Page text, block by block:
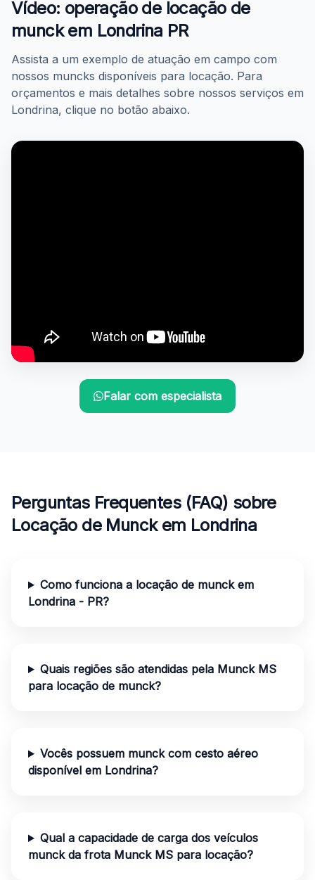
Vídeo: operação de locação de
munck em Londrina PR
Assista a um exemplo de atuação em campo com
nossos muncks disponíveis para locação. Para
orçamentos e mais detalhes sobre nossos serviços em
Londrina, clique no botão abaixo.
Falar com especialista
Perguntas Frequentes (FAQ) sobre
Locação de Munck em Londrina
Como funciona a locação de munck em
Londrina - PR?
Quais regiões são atendidas pela Munck MS
para locação de munck?
Vocês possuem munck com cesto aéreo
disponível em Londrina?
Qual a capacidade de carga dos veículos
munck da frota Munck MS para locação?